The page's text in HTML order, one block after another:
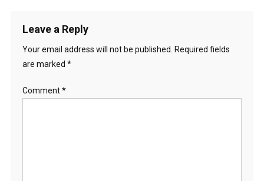
Leave a Reply
Your email address will not be published. Required fields
are marked *
Comment*